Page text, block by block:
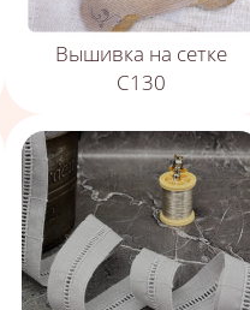
Вышивка на сетке
С130